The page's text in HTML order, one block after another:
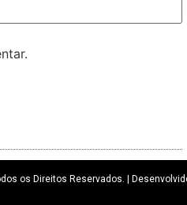
os Direitos Reservados. |